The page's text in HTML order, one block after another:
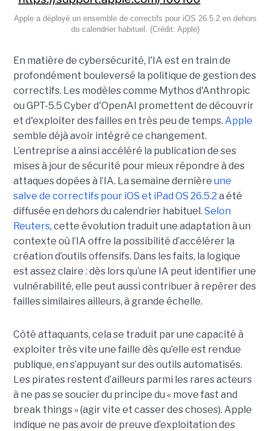
Apple a déployé un ensemble de correctifs pour iOS 26.5.2 en dehors
du calendrier habituel. (Crédit: Apple)
En matière de cybersécurité, l'IA est en train de
profondément bouleversé la politique de gestion des
correctifs. Les modèles comme Mythos d'Anthropic
ou GPT-5.5 Cyber d'OpenAI promettent de découvrir
et d'exploiter des failles en très peu de temps. Apple
semble déjà avoir intégré ce changement.
L’entreprise a ainsi accéléré la publication de ses
mises à jour de sécurité pour mieux répondre à des
attaques dopées à l’IA. La semaine dernière une
salve de correctifs pour iOS et iPad OS 26.5.2 a été
diffusée en dehors du calendrier habituel. Selon
Reuters, cette évolution traduit une adaptation à un
contexte où l’IA offre la possibilité d’accélérer la
création d’outils offensifs. Dans les faits, la logique
est assez claire : dès lors qu’une IA peut identifier une
vulnérabilité, elle peut aussi contribuer à repérer des
failles similaires ailleurs, à grande échelle.
Côté attaquants, cela se traduit par une capacité à
exploiter très vite une faille dès qu’elle est rendue
publique, en s’appuyant sur des outils automatisés.
Les pirates restent d’ailleurs parmi les rares acteurs
à ne pas se soucier du principe du « move fast and
break things » (agir vite et casser des choses). Apple
indique ne pas avoir de preuve d’exploitation des